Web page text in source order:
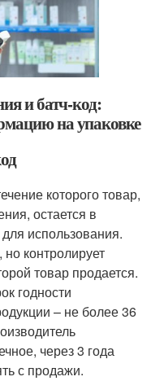
и батч-код:
на упаковке
которого товар,
остается в
использования.
контролирует
товар продается.
годности
– не более 36
через 3 года
с продажи.